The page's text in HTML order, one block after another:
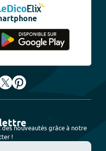
nouveautés grâce à notre
!